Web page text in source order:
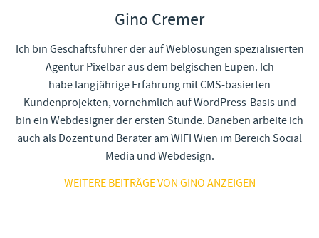
Gino Cremer
Ich bin Geschäftsführer der auf Weblösungen spezialisierten
Agentur Pixelbar aus dem belgischen Eupen. Ich
habe langjährige Erfahrung mit CMS-basierten
Kundenprojekten, vornehmlich auf WordPress-Basis und
bin ein Webdesigner der ersten Stunde. Daneben arbeite ich
auch als Dozent und Berater am WIFI Wien im Bereich Social
Media und Webdesign.
WEITERE BEITRÄGE VON GINO ANZEIGEN